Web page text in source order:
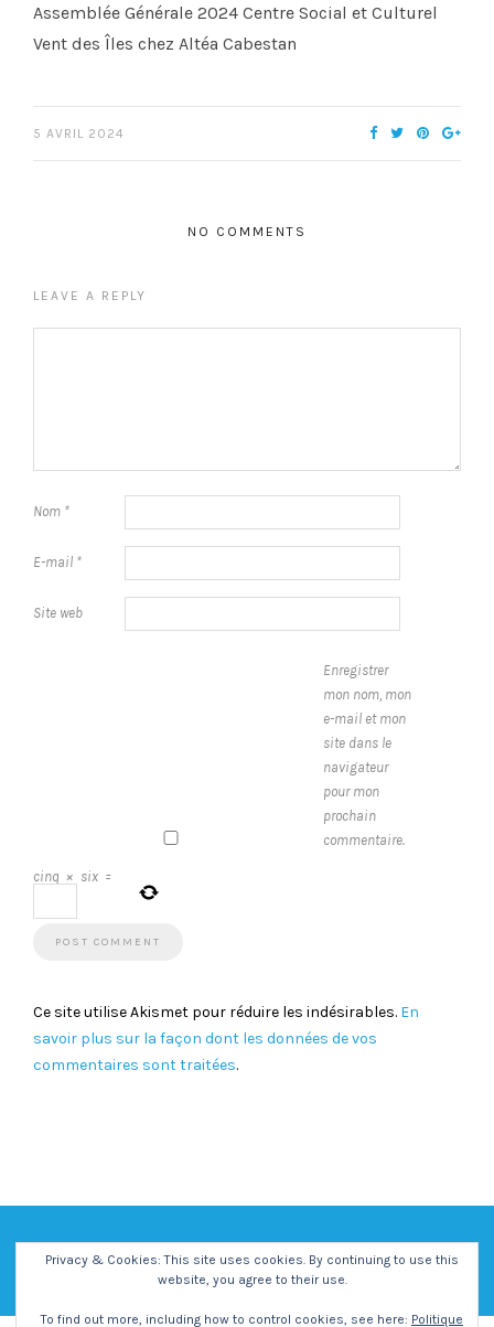
Assemblée Générale 2024 Centre Social et Culturel
Vent des Îles chez Altéa Cabestan
5 AVRIL 2024
NO COMMENTS
LEAVE A REPLY
Nom *
E-mail *
Site web
Enregistrer
mon nom, mon
e-mail et mon
site dans le
navigateur
pour mon
prochain
commentaire.
cinq × six =
Ce site utilise Akismet pour réduire les indésirables. En
savoir plus sur la façon dont les données de vos
commentaires sont traitées.
Privacy & Cookies: This site uses cookies. By continuing to use this
website, you agree to their use.
To find out more, including how to control cookies, see here: Politique